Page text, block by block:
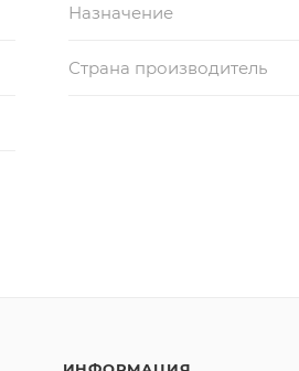
Назначение
Страна производитель